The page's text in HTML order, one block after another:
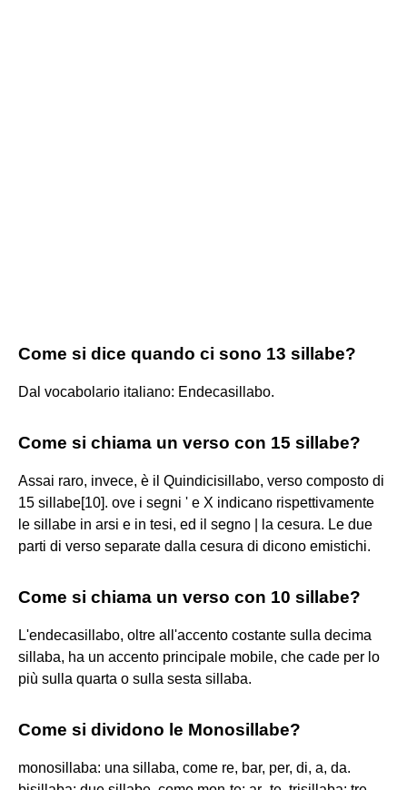
Come si dice quando ci sono 13 sillabe?
Dal vocabolario italiano: Endecasillabo.
Come si chiama un verso con 15 sillabe?
Assai raro, invece, è il Quindicisillabo, verso composto di
15 sillabe[10]. ove i segni ' e X indicano rispettivamente
le sillabe in arsi e in tesi, ed il segno | la cesura. Le due
parti di verso separate dalla cesura di dicono emistichi.
Come si chiama un verso con 10 sillabe?
L'endecasillabo, oltre all'accento costante sulla decima
sillaba, ha un accento principale mobile, che cade per lo
più sulla quarta o sulla sesta sillaba.
Come si dividono le Monosillabe?
monosillaba: una sillaba, come re, bar, per, di, a, da.